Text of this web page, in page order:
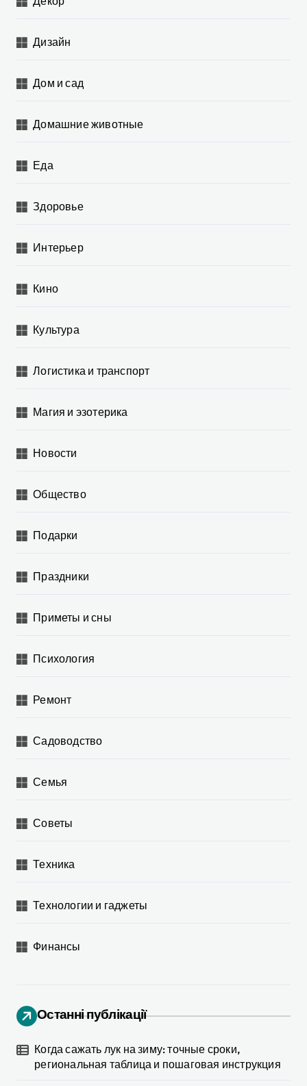
Дизайн
Дом и сад
Домашние животные
Еда
Здоровье
Интерьер
Кино
Культура
Логистика и транспорт
Магия и эзотерика
Новости
Общество
Подарки
Праздники
Приметы и сны
Психология
Ремонт
Садоводство
Семья
Советы
Техника
Технологии и гаджеты
Финансы
Останні публікації
Когда сажать лук на зиму: точные сроки,
региональная таблица и пошаговая инструкция